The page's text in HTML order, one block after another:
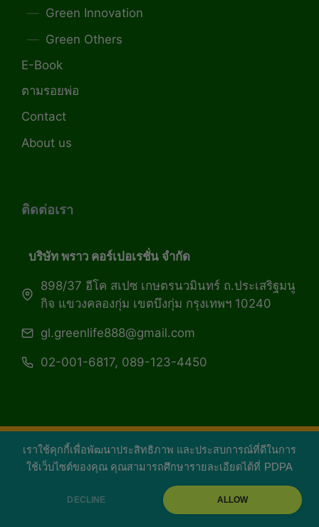
เราใช้คุกกี้เพื่อพัฒนาประสิทธิภาพ และประสบการณ์ที่ดีในการ
ใช้เว็บไซต์ของคุณ คุณสามารถศึกษารายละเอียดได้ที่ PDPA
DECLINE ALLOW
Green Innovation
Green Others
E-Book
ตามรอยพ่อ
Contact
About us
ติดต่อเรา
บริษัท พราว คอร์เปอเรชั่น จำกัด
898/37 อีโค สเปซ เกษตรนวมินทร์ ถ.ประเสริฐมนู
กิจ แขวงคลองกุ่ม เขตบึงกุ่ม กรุงเทพฯ 10240
gl.greenlife888@gmail.com
02-001-6817, 089-123-4450
Copyright 2026 — Green Life Plus mag | กรีน
ไลฟ์พลัส หนังสือมีชีวิต
facebookyoutube